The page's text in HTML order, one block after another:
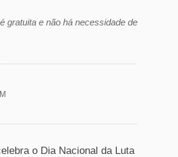
gratuita e não há necessidade de
o Dia Nacional da Luta